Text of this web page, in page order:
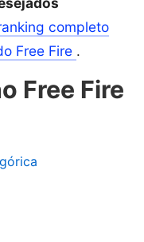
completo
Free Fire .
Free Fire